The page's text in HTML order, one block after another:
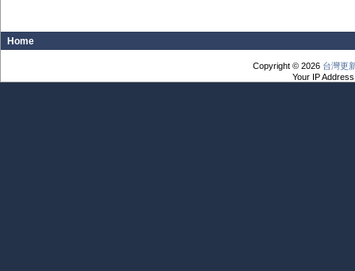
Home
Copyright © 2026 台灣更
Your IP